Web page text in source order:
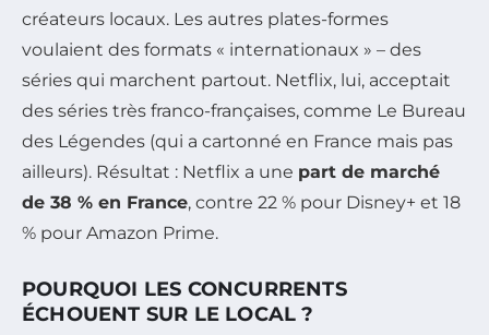
créateurs locaux. Les autres plates-formes
voulaient des formats « internationaux » – des
séries qui marchent partout. Netflix, lui, acceptait
des séries très franco-françaises, comme Le Bureau
des Légendes (qui a cartonné en France mais pas
ailleurs). Résultat : Netflix a une part de marché
de 38 % en France, contre 22 % pour Disney+ et 18
% pour Amazon Prime.
POURQUOI LES CONCURRENTS
ÉCHOUENT SUR LE LOCAL ?